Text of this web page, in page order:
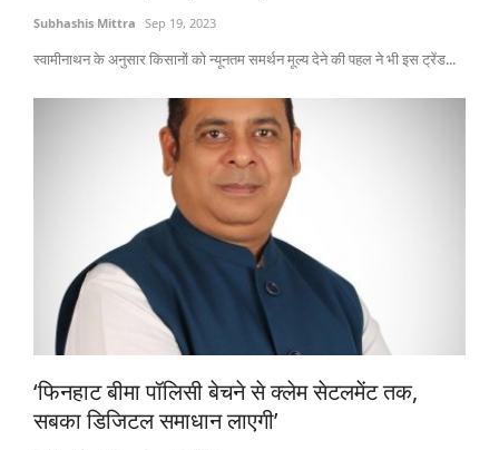
Subhashis Mittra Sep 19, 2023
स्वामीनाथन के अनुसार किसानों को न्यूनतम समर्थन मूल्य देने की पहल ने भी इस ट्रेंड...
‘फिनहाट बीमा पॉलिसी बेचने से क्लेम सेटलमेंट तक,
सबका डिजिटल समाधान लाएगी’